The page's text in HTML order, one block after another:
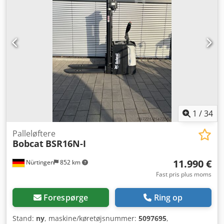
1 /34
Nürtingen 852 km
Palleløftere
Bobcat BSR16N-I
11.990 €
Fast pris plus moms
Forespørge Ring op
Stand: ny, maskine/køretøjsnummer: 5097695,